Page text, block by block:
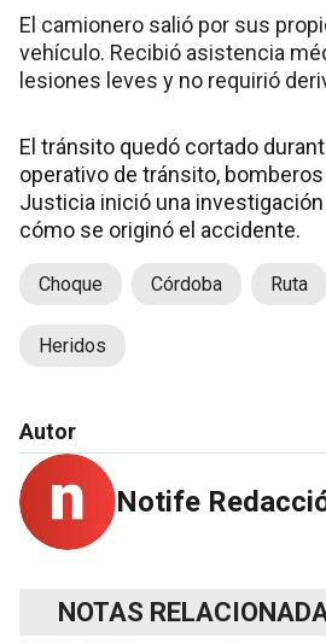
El camionero salió por sus
vehículo. Recibió asistencia
lesiones leves y no requirió
El tránsito quedó cortado
operativo de tránsito,
Justicia inició una
cómo se originó el accidente.
Choque Córdoba Ruta
Heridos
Autor
Notife
NOTAS